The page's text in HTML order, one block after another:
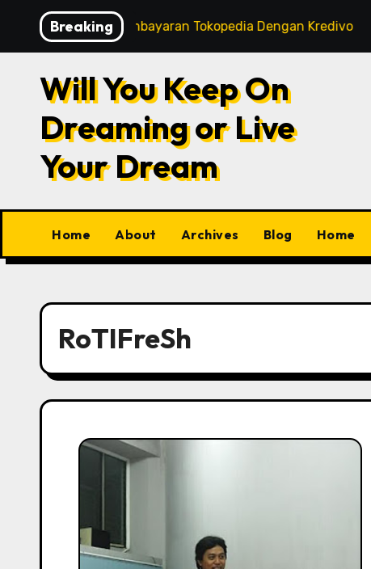
content
Breaking
Tips Pembayaran Tokopedia Dengan Kredivo
Will You Keep On
Dreaming or Live
Your Dream
Home About Archives Blog Home
RoTIFreSh